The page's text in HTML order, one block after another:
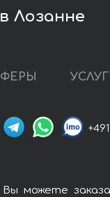
Лозанне
можете